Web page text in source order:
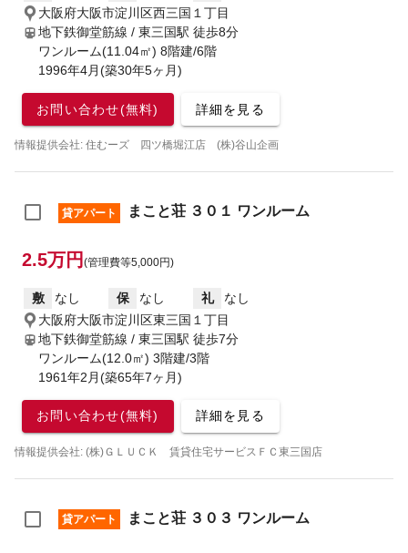
大阪府大阪市淀川区西三国１丁目
地下鉄御堂筋線 / 東三国駅 徒歩8分
ワンルーム(11.04㎡) 8階建/6階
1996年4月(築30年5ヶ月)
お問い合わせ(無料) 詳細を見る
情報提供会社: 住むーズ 四ツ橋堀江店 (株)谷山企画
貸アパート まこと荘 ３０１ ワンルーム
2.5万円 (管理費等5,000円)
敷 なし 保 なし 礼
なし
大阪府大阪市淀川区東三国１丁目
地下鉄御堂筋線 / 東三国駅 徒歩7分
ワンルーム(12.0㎡) 3階建/3階
1961年2月(築65年7ヶ月)
お問い合わせ(無料) 詳細を見る
情報提供会社: (株)ＧＬＵＣＫ 賃貸住宅サービスＦＣ東三国店
貸アパート まこと荘 ３０３ ワンルーム